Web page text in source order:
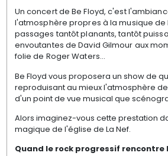
Un concert de Be Floyd, c'est
l'atmosphère propres à la musique de
passages tantôt planants, tantôt
envoutantes de David Gilmour aux
folie de Roger Waters...
Be Floyd vous proposera un show de
reproduisant au mieux l'atmosphère de
d'un point de vue musical que
Alors imaginez-vous cette prestation
magique de l'église de La Nef.
Quand le rock progressif rencontre